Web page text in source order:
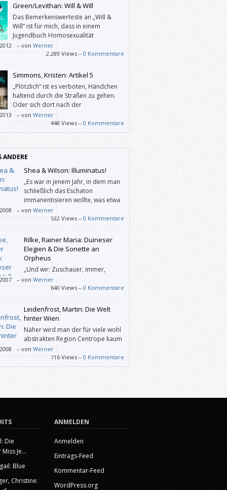
Green/Levithan: Will & Will
Das Bemerkenswerteste an „Will &
Will“ ist für mich, dass in einem
Jugendbuch Homosexualität
thematisiert wird, was in Büchern für
so gut wie gar nicht geschieht, und
dann unter dem randständigen Label
– von Werner
2.289 Views – 0 Kommentare
Simmons, Kristen: Artikel 5
„Plötzlich“ ist es verboten, Händchen
haltend durch die Straßen zu gehen.
Oder sich dort nach der
Ausgangssperre aufzuhalten. Und
es auf einmal Moralstatuten. Und eine
mit mehr Befugnissen. Schließlich
angestellt haben. Wer rechnet denn damit,
auch eine/n selbst treffen könnte?
– von Werner
448 Views – 0 Kommentare
ANDERE
Shea & Wilson: Illuminatus!
„Es war in jenem Jahr, in dem man
schließlich das Eschaton
immanentisieren wollte, was etwa
soviel heißt wie den Weltuntergang
– von Werner
532 Views – 0 Kommentare
Rilke, Rainer Maria: Duineser
Elegien & Die Sonette an
Orpheus
„Und wir: Zuschauer, immer,
überall, / dem allen zugewandt
hinaus! / Uns überfüllts. Wir ordnens. Es
/ Wir ordnens wieder und zerfallen
– von Werner
640 Views – 0 Kommentare
Leidenfrost, Martin: Die Welt
hinter Wien
Näher wird man der für viele wohl
abstrakten Region Centrope kaum
kommen – es sei denn, man fährt
hin.
– von Werner
716 Views – 0 Kommentare
Die
Je...
Blue
Christine:
ANMELDEN
Anmelden
Eintrags-Feed
Kommentar-Feed
WordPress.org